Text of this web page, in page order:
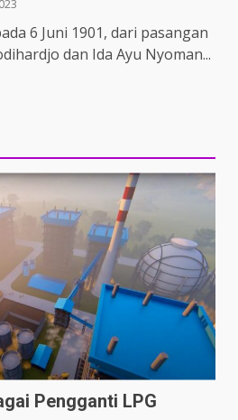
6 Juni 1901, dari pasangan
dan Ida Ayu Nyoman...
Pengganti LPG